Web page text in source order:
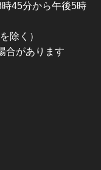
45分から午後5時
除く）
合があります